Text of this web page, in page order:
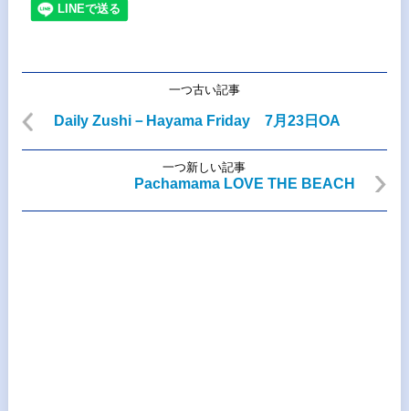
一つ古い記事
Daily Zushi－Hayama Friday 7月23日OA
一つ新しい記事
Pachamama LOVE THE BEACH